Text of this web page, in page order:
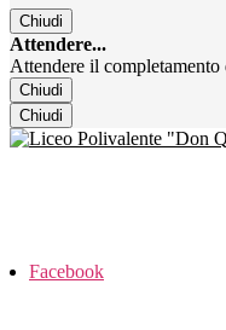
Chiudi
Attendere...
Attendere il completamento
Chiudi
Chiudi
Facebook